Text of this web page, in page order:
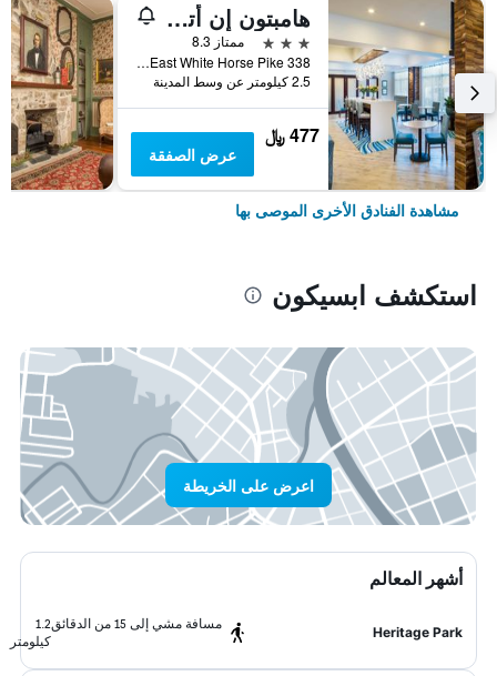
هامبتون إن أتلانتيك سيتي/ أبسيكون
3 نجوم
ممتاز 8.3
338 East White Horse Pike, ابسيكون, NJ, الولايات المتحدة الأميريكية
2.5 كيلومتر عن وسط المدينة
477 ﷼
عرض الصفقة
مشاهدة الفنادق الأخرى الموصى بها
استكشف ابسيكون
اعرض على الخريطة
أشهر المعالم
Heritage Park
مسافة مشي إلى 15 من الدقائق
1.2
كيلومتر